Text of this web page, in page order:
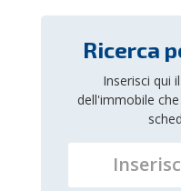
Ricerca
Inserisci qui
dell'immobile